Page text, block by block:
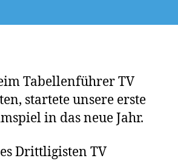
Tabellenführer TV
startete unsere erste
in das neue Jahr.
Drittligisten TV